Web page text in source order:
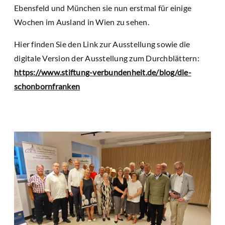
Ebensfeld und München sie nun erstmal für einige
Wochen im Ausland in Wien zu sehen.
Hier finden Sie den Link zur Ausstellung sowie die
digitale Version der Ausstellung zum Durchblättern:
https://www.stiftung-verbundenheit.de/blog/die-
schonbornfranken